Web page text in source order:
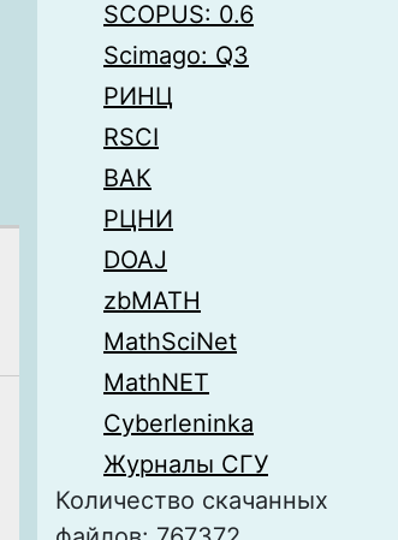
SCOPUS: 0.6
Scimago: Q3
РИНЦ
RSCI
ВАК
РЦНИ
DOAJ
zbMATH
MathSciNet
MathNET
Cyberleninka
Журналы СГУ
Количество скачанных